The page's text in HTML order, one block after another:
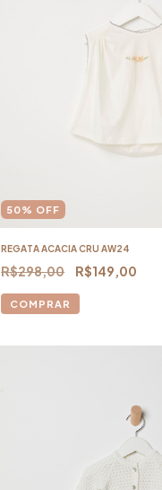
50% OFF
REGATA ACACIA CRU AW24
R$298,00 R$149,00
COMPRAR